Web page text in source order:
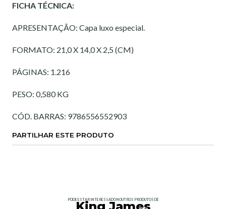
FICHA TÉCNICA:
APRESENTAÇÃO: Capa luxo especial.
FORMATO: 21,0 X 14,0 X 2,5 (CM)
PÁGINAS: 1.216
PESO: 0,580 KG
CÓD. BARRAS: 9786556552903
PARTILHAR ESTE PRODUTO
PODE ESTAR INTERESSADO NOUTROS PRODUTOS DE